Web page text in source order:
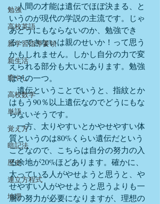
勉強
高校英語
新学習指導要領
新生活
癒やし
高校数学
単語
覚え方
暗記法
歴史
連立方程式
地理
人間の才能は遺伝でほぼ決まる、と
いうのが現代の学説の主流です。じゃ
あどうにもならないのか、勉強でき
る・できないは親のせいか！って思う
かもしれません。しかし自分の力で変
えられる部分も大いにあります。勉強
はその一つ。
遺伝ということでいうと、指紋とか
はもう90％以上遺伝なのでどうにもな
らないそうです。
一方、太りやすいとかやせやすい体
質というのは80%くらい遺伝だという
ことなので、こちらは自分の努力の入
る余地が20%ほどあります。確かに、
太っている人がやせようと思うと、や
せやすい人がやせようと思うよりも一
層の努力が必要になりますが、理想の